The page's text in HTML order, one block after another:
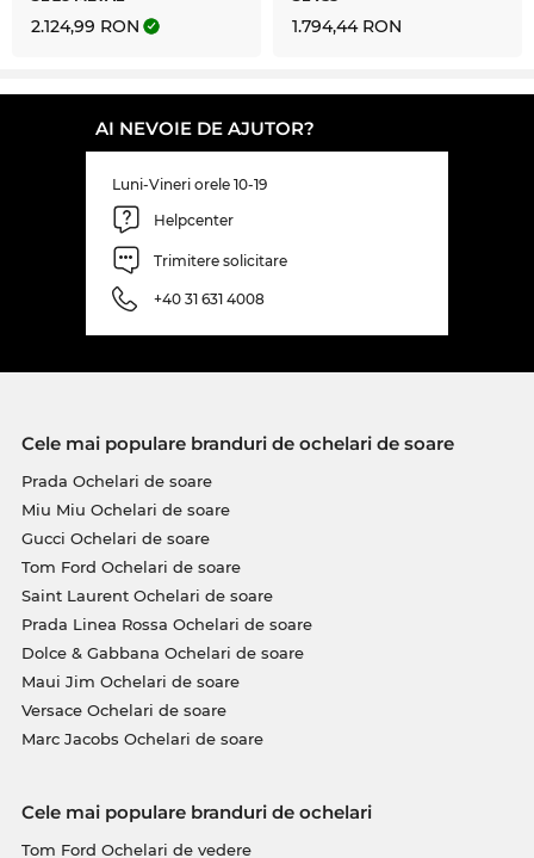
2.124,99 RON 1.794,44 RON
AI NEVOIE DE AJUTOR?
Luni-Vineri orele 10-19
Helpcenter
Trimitere solicitare
+40 31 631 4008
Cele mai populare branduri de ochelari de soare
Prada Ochelari de soare
Miu Miu Ochelari de soare
Gucci Ochelari de soare
Tom Ford Ochelari de soare
Saint Laurent Ochelari de soare
Prada Linea Rossa Ochelari de soare
Dolce & Gabbana Ochelari de soare
Maui Jim Ochelari de soare
Versace Ochelari de soare
Marc Jacobs Ochelari de soare
Cele mai populare branduri de ochelari
Tom Ford Ochelari de vedere